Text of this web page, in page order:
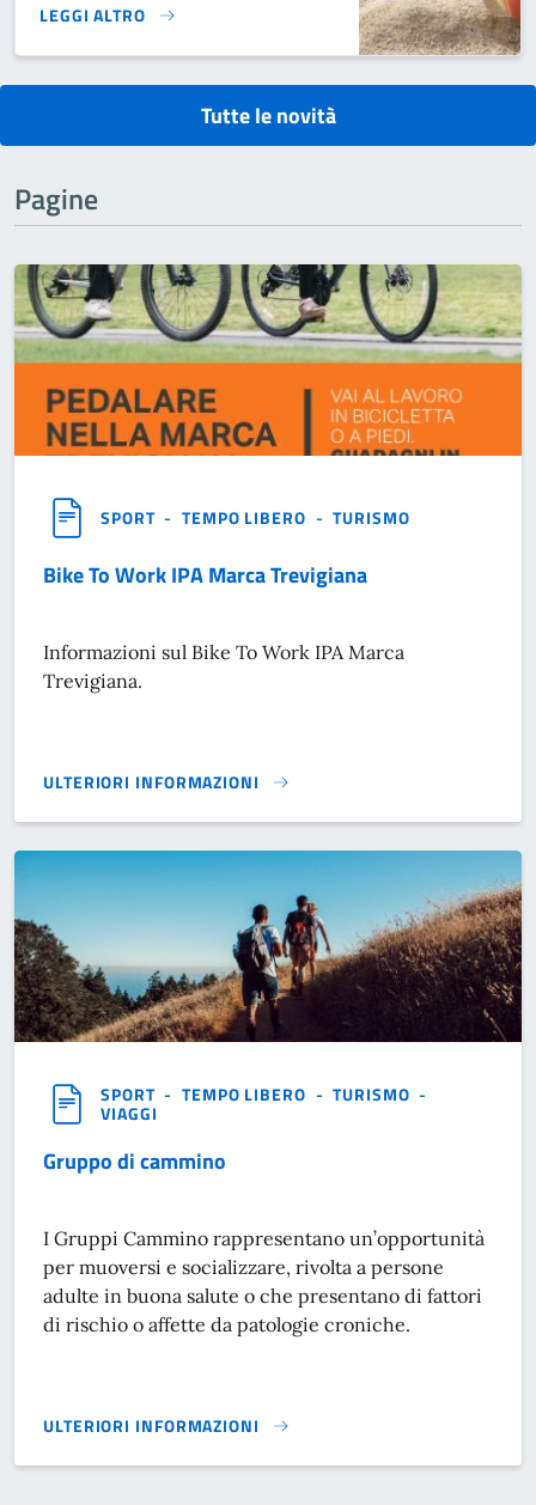
LEGGI ALTRO
AVVISO INDAGINE ESPLORATIVA PER CONCESSIONE
Tutte le novità
Pagine
SPORT -TEMPO LIBERO -TURISMO
Bike To Work IPA Marca Trevigiana
Informazioni sul Bike To Work IPA Marca
Trevigiana.
ULTERIORI INFORMAZIONI
BIKE TO WORK IPA MARCA TREVIGIANA}
SPORT -TEMPO LIBERO -TURISMO -
VIAGGI
Gruppo di cammino
I Gruppi Cammino rappresentano un’opportunità
per muoversi e socializzare, rivolta a persone
adulte in buona salute o che presentano di fattori
di rischio o affette da patologie croniche.
ULTERIORI INFORMAZIONI
GRUPPO DI CAMMINO}